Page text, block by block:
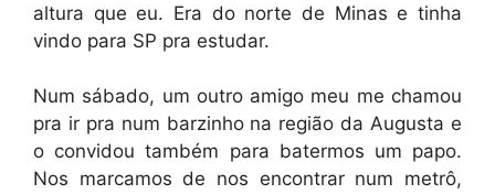
altura que eu. Era do norte de Minas e tinha
vindo para SP pra estudar.
Num sábado, um outro amigo meu me chamou
pra ir pra num barzinho na região da Augusta e
o convidou também para batermos um papo.
Nos marcamos de nos encontrar num metrô,